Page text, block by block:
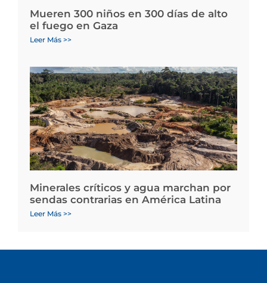
Mueren 300 niños en 300 días de alto
el fuego en Gaza
Leer Más >>
Minerales críticos y agua marchan por
sendas contrarias en América Latina
Leer Más >>